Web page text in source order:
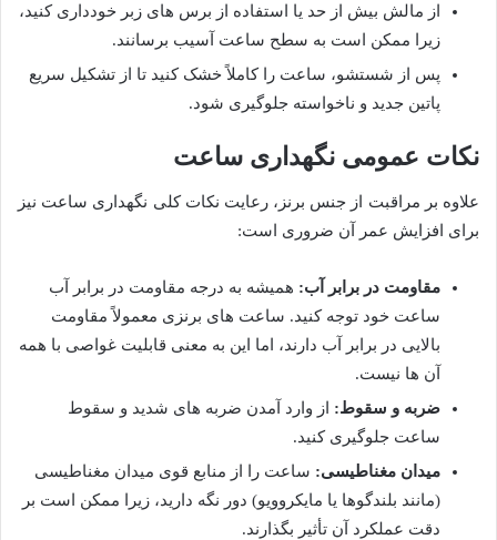
از مالش بیش از حد یا استفاده از برس های زبر خودداری کنید،
زیرا ممکن است به سطح ساعت آسیب برسانند.
پس از شستشو، ساعت را کاملاً خشک کنید تا از تشکیل سریع
پاتین جدید و ناخواسته جلوگیری شود.
نکات عمومی نگهداری ساعت
علاوه بر مراقبت از جنس برنز، رعایت نکات کلی نگهداری ساعت نیز
برای افزایش عمر آن ضروری است:
مقاومت در برابر آب: همیشه به درجه مقاومت در برابر آب
ساعت خود توجه کنید. ساعت های برنزی معمولاً مقاومت
بالایی در برابر آب دارند، اما این به معنی قابلیت غواصی با همه
آن ها نیست.
ضربه و سقوط: از وارد آمدن ضربه های شدید و سقوط
ساعت جلوگیری کنید.
میدان مغناطیسی: ساعت را از منابع قوی میدان مغناطیسی
(مانند بلندگوها یا مایکروویو) دور نگه دارید، زیرا ممکن است بر
دقت عملکرد آن تأثیر بگذارند.